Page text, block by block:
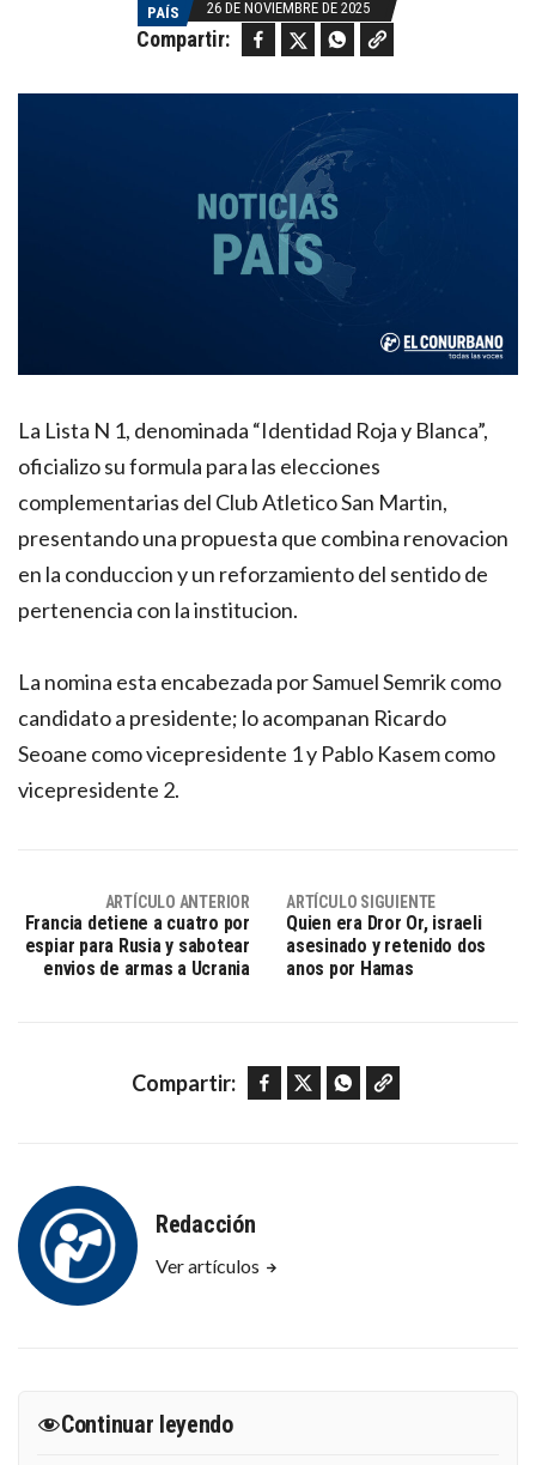
PAÍS 26 DE NOVIEMBRE DE 2025
Compartir: Facebook Twitter WhatsApp Copy link
La Lista N 1, denominada “Identidad Roja y Blanca”,
oficializo su formula para las elecciones
complementarias del Club Atletico San Martin,
presentando una propuesta que combina renovacion
en la conduccion y un reforzamiento del sentido de
pertenencia con la institucion.
La nomina esta encabezada por Samuel Semrik como
candidato a presidente; lo acompanan Ricardo
Seoane como vicepresidente 1 y Pablo Kasem como
vicepresidente 2.
ARTÍCULO ANTERIOR
Francia detiene a cuatro por
espiar para Rusia y sabotear
envios de armas a Ucrania
ARTÍCULO SIGUIENTE
Quien era Dror Or, israeli
asesinado y retenido dos
anos por Hamas
Compartir: Facebook Twitter WhatsApp Copy link
Redacción
Ver artículos
Continuar leyendo